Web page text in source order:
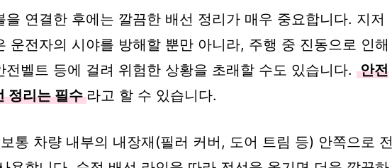
을 연결한 후에는 깔끔한 배선 정리가 매우 중요합니다. 지저
운전자의 시야를 방해할 뿐만 아니라, 주행 중 진동으로 인해
전벨트 등에 걸려 위험한 상황을 초래할 수도 있습니다. 안전
정리는 필수 라고 할 수 있습니다.
통 차량 내부의 내장재(필러 커버, 도어 트림 등) 안쪽으로 전